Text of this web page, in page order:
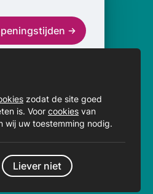
zodat de site goed
is. Voor cookies van
wij uw toestemming nodig.
Liever niet